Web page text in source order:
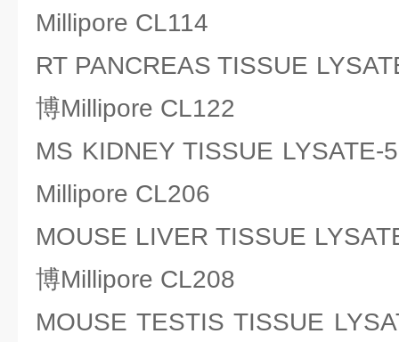
Millipore CL114
RT PANCREAS TISSUE
博Millipore CL122
MS KIDNEY TISSUE
Millipore CL206
MOUSE LIVER TISSUE
博Millipore CL208
MOUSE TESTIS TISSUE